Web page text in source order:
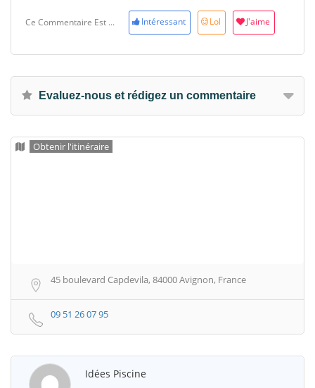
Ce Commentaire Est ... Intéressant Lol J'aime
Evaluez-nous et rédigez un commentaire
Obtenir l'itinéraire
45 boulevard Capdevila, 84000 Avignon, France
09 51 26 07 95
Idées Piscine